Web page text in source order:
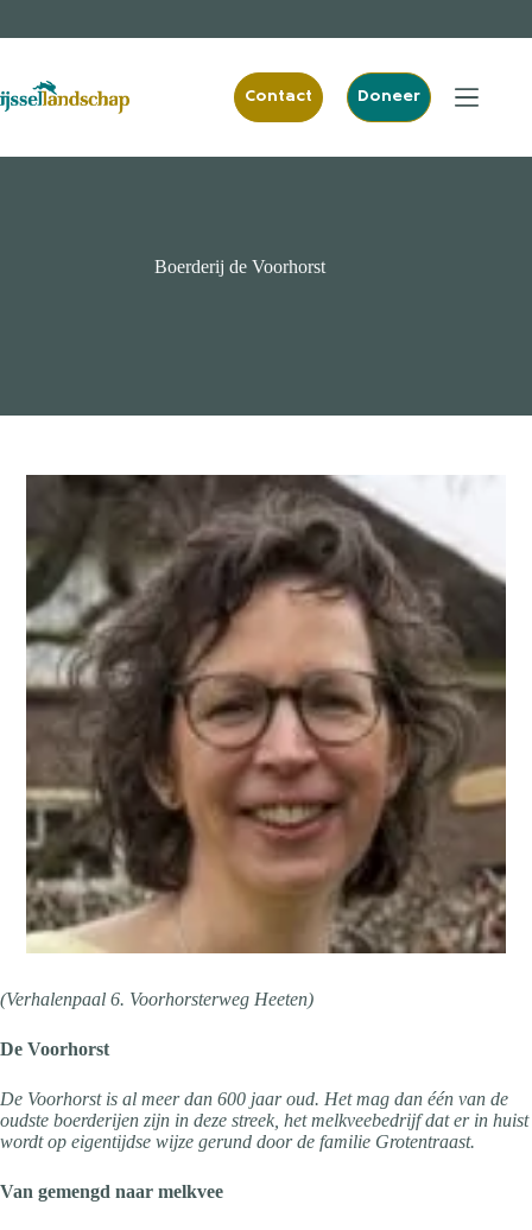
Contact Doneer
Boerderij de Voorhorst
(Verhalenpaal 6. Voorhorsterweg Heeten)
De Voorhorst
De Voorhorst is al meer dan 600 jaar oud. Het mag dan één van de
oudste boerderijen zijn in deze streek, het melkveebedrijf dat er in huist
wordt op eigentijdse wijze gerund door de familie Grotentraast.
Van gemengd naar melkvee